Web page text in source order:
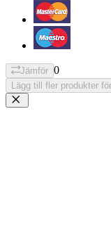
Jämför 0
Lägg till fler produkter